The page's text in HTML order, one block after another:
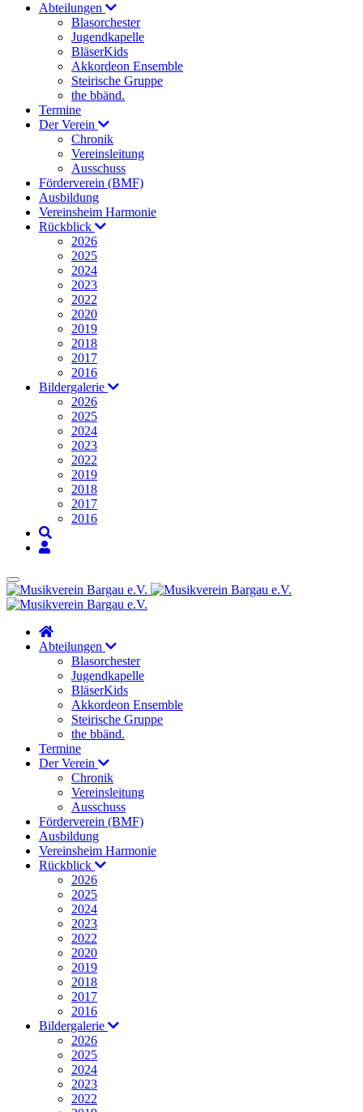
Abteilungen
Blasorchester
Jugendkapelle
BläserKids
Akkordeon Ensemble
Steirische Gruppe
the bbänd.
Termine
Der Verein
Chronik
Vereinsleitung
Ausschuss
Förderverein (BMF)
Ausbildung
Vereinsheim Harmonie
Rückblick
2026
2025
2024
2023
2022
2020
2019
2018
2017
2016
Bildergalerie
2026
2025
2024
2023
2022
2019
2018
2017
2016
Abteilungen
Blasorchester
Jugendkapelle
BläserKids
Akkordeon Ensemble
Steirische Gruppe
the bbänd.
Termine
Der Verein
Chronik
Vereinsleitung
Ausschuss
Förderverein (BMF)
Ausbildung
Vereinsheim Harmonie
Rückblick
2026
2025
2024
2023
2022
2020
2019
2018
2017
2016
Bildergalerie
2026
2025
2024
2023
2022